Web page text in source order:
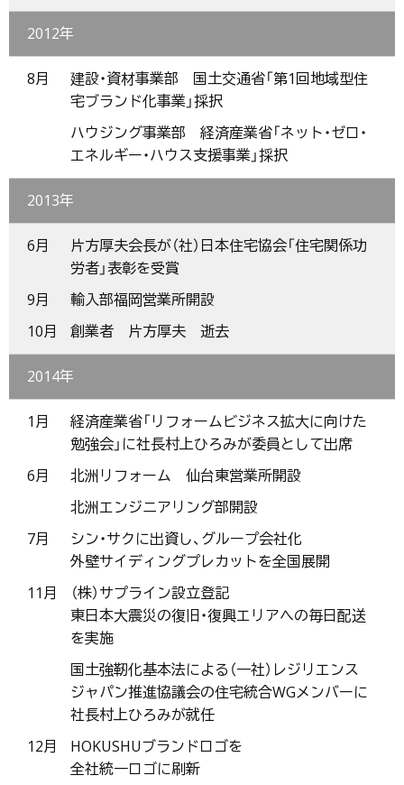
2012年
8月
建設・資材事業部 国土交通省「第1回地域型住
宅ブランド化事業」採択
ハウジング事業部 経済産業省「ネット・ゼロ・
エネルギー・ハウス支援事業」採択
2013年
6月
片方厚夫会長が（社）日本住宅協会「住宅関係功
労者」表彰を受賞
9月
輸入部福岡営業所開設
10月
創業者 片方厚夫 逝去
2014年
1月
経済産業省「リフォームビジネス拡大に向けた
勉強会」に社長村上ひろみが委員として出席
6月
北洲リフォーム 仙台東営業所開設
北洲エンジニアリング部開設
7月
シン・サクに出資し、グループ会社化
外壁サイディングプレカットを全国展開
11月
（株）サプライン設立登記
東日本大震災の復旧・復興エリアへの毎日配送
を実施
国土強靭化基本法による（一社）レジリエンス
ジャパン推進協議会の住宅統合WGメンバーに
社長村上ひろみが就任
12月
HOKUSHUブランドロゴを
全社統一ロゴに刷新